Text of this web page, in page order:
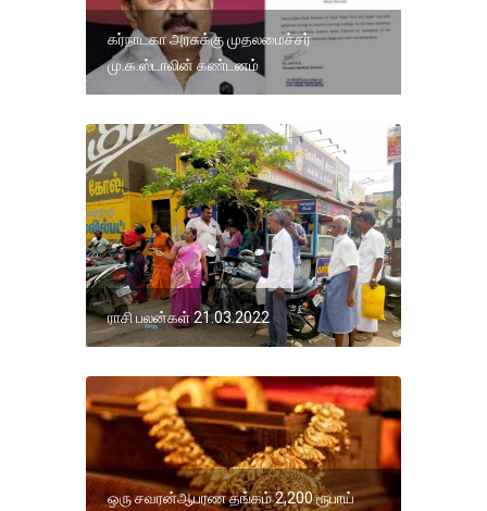
கர்நாடகா அரசுக்கு முதலமைச்சர்
மு.க.ஸ்டாலின் கண்டனம்
ராசி பலன்கள் 21.03.2022
ஒரு சவரன்ஆபரண தங்கம் 2,200 ரூபாய்